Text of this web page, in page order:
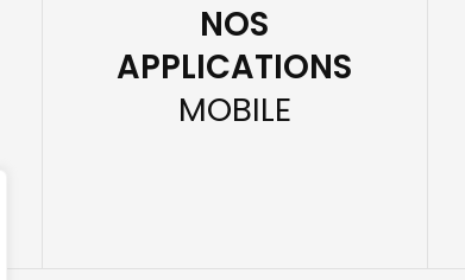
NOS
APPLICATIONS
MOBILE